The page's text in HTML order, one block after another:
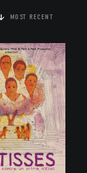
MOST RECENT